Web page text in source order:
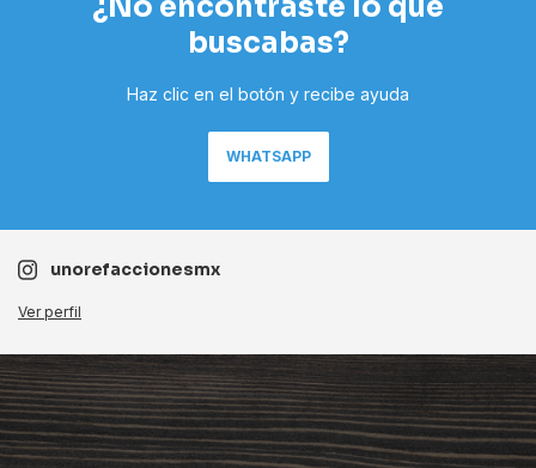
buscabas?
Haz clic en el botón y recibe ayuda
WHATSAPP
unorefaccionesmx
Ver perfil